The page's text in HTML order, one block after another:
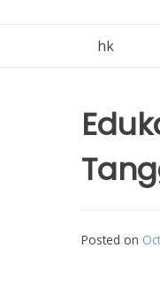
hk
Posted on